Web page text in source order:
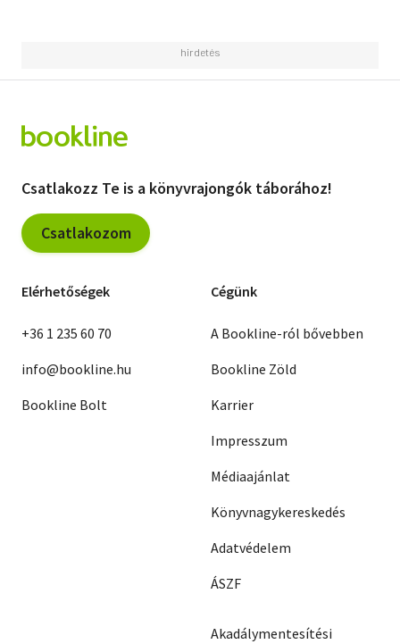
Csatlakozz Te is a könyvrajongók táborához!
Csatlakozom
Elérhetőségek
+36 1 235 60 70
info@bookline.hu
Bookline Bolt
Cégünk
A Bookline-ról bővebben
Bookline Zöld
Karrier
Impresszum
Médiaajánlat
Könyvnagykereskedés
Adatvédelem
ÁSZF
Akadálymentesítési